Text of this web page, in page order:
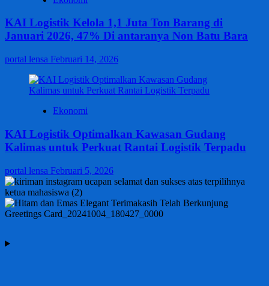
KAI Logistik Kelola 1,1 Juta Ton Barang di
Januari 2026, 47% Di antaranya Non Batu Bara
portal lensa Februari 14, 2026
Ekonomi
KAI Logistik Optimalkan Kawasan Gudang
Kalimas untuk Perkuat Rantai Logistik Terpadu
portal lensa Februari 5, 2026